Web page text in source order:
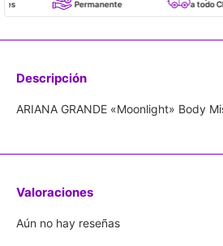
Permanente
a todo Chile
Descripción
ARIANA GRANDE «Moonlight» Body
Valoraciones
Aún no hay reseñas